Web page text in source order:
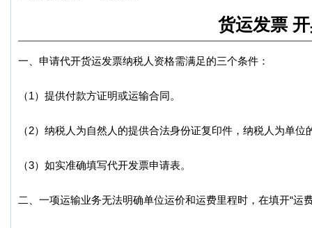
货运发票
一、申请代开货运发票纳税人资格需满足的三个条件：
（1）提供付款方证明或运输合同。
（2）纳税人为自然人的提供合法身份证复印件，纳税人为单
（3）如实准确填写代开发票申请表。
二、一项运输业务无法明确单位运价和运费里程时，在填开“